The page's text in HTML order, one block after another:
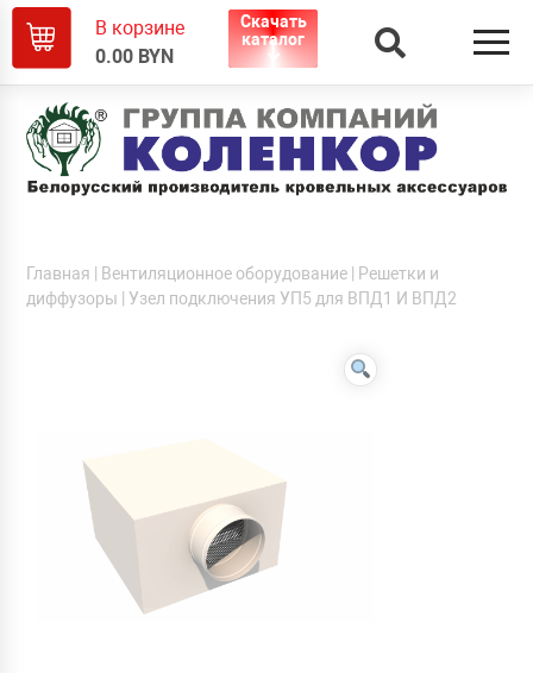
В корзине
0.00 BYN
Скачать
каталог
Главная Вентиляционное оборудование
Решетки и
диффузоры | Узел подключения УП5 для ВПД1 И ВПД2